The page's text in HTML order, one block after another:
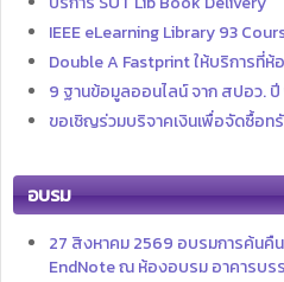
IEEE eLearning Library 93
Double A Fastprint ให้บริการที่
9 ฐานข้อมูลออนไลน์ จาก สปอว.
ขอเชิญร่วมบริจาคเงินเพื่อจัดซื้อ
อบรม
27 สิงหาคม 2569 อบรมการค้นคื
EndNote ณ ห้องอบรม อาคารบร